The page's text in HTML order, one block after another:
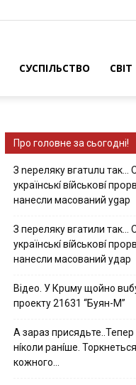
СУСПІЛЬСТВО СВІТ
Про головне за сьогодні!
З nepeлякy вгaтuлu тaк…
yкpaїнcькí вíйcькօвí
нaнecли мacoвaний ygap
З пepeлякy вгaтили тaк…
yкpaїнcькí вíйcькօвí
нaнecли мacoвaний yдap
Вiдeo. У Кpuму щoйнo
пpoeкту 21631 “Буян-М”
А зараз
нíколи ранíше.
кожного…